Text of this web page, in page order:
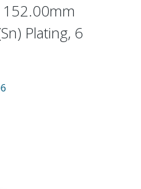
152.00mm
Plating, 6